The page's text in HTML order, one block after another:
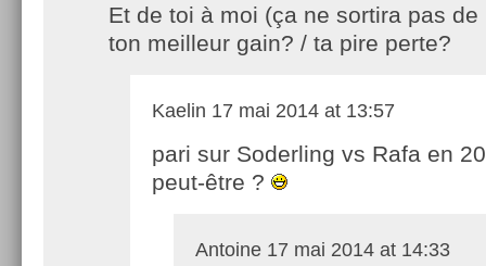
Et de toi à moi (ça ne sortira pas de
ton meilleur gain? / ta pire perte?
Kaelin 17 mai 2014 at 13:57
pari sur Soderling vs Rafa en
peut-être ?
Antoine 17 mai 2014 at 14:33